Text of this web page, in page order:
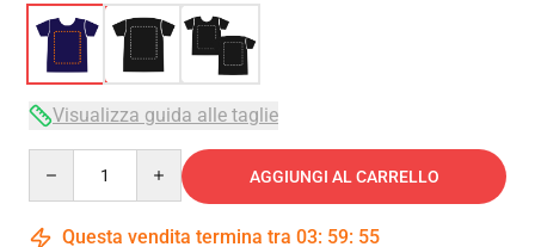
Visualizza guida alle taglie
AGGIUNGI AL CARRELLO
Questa vendita termina tra 03: 59: 54